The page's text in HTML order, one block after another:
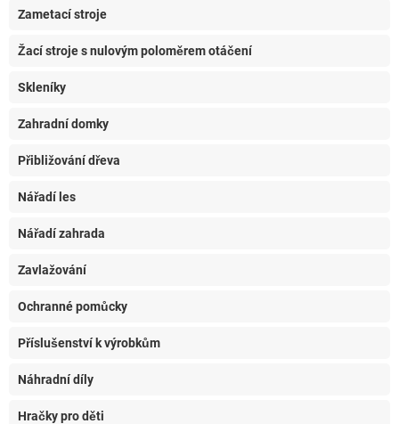
Zametací stroje
Žací stroje s nulovým poloměrem otáčení
Skleníky
Zahradní domky
Přibližování dřeva
Nářadí les
Nářadí zahrada
Zavlažování
Ochranné pomůcky
Příslušenství k výrobkům
Náhradní díly
Hračky pro děti